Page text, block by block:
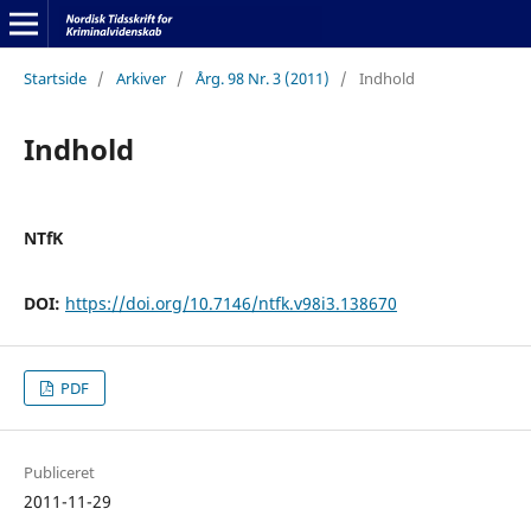
Startside / Arkiver / Årg. 98 Nr. 3 (2011) / Indhold
Indhold
NTfK
DOI: https://doi.org/10.7146/ntfk.v98i3.138670
PDF
Publiceret
2011-11-29